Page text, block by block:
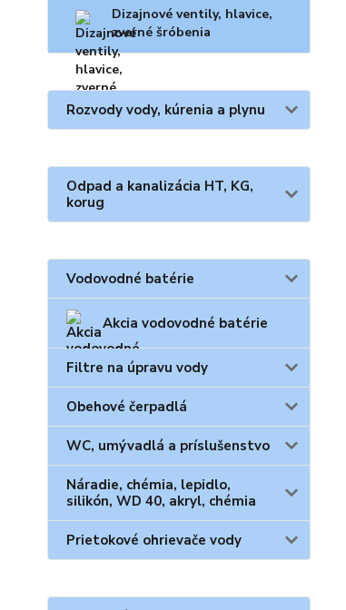
Dizajnové ventily, hlavice,
zverné šróbenia
Rozvody vody, kúrenia a plynu
Odpad a kanalizácia HT, KG,
korug
Vodovodné batérie
Akcia vodovodné batérie
Filtre na úpravu vody
Obehové čerpadlá
WC, umývadlá a príslušenstvo
Náradie, chémia, lepidlo,
silikón, WD 40, akryl, chémia
Prietokové ohrievače vody